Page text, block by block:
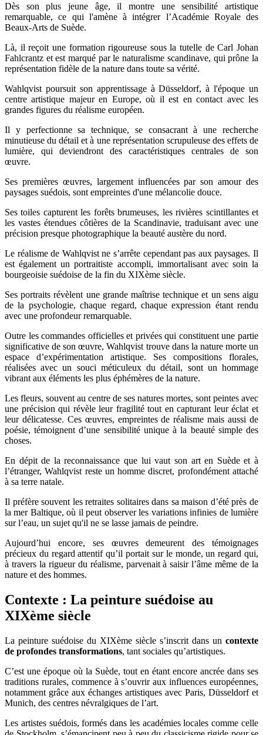
Dès son plus jeune âge, il montre une sensibilité artistique
remarquable, ce qui l'amène à intégrer l’Académie Royale des
Beaux-Arts de Suède.
Là, il reçoit une formation rigoureuse sous la tutelle de Carl Johan
Fahlcrantz et est marqué par le naturalisme scandinave, qui prône la
représentation fidèle de la nature dans toute sa vérité.
Wahlqvist poursuit son apprentissage à Düsseldorf, à l'époque un
centre artistique majeur en Europe, où il est en contact avec les
grandes figures du réalisme européen.
Il y perfectionne sa technique, se consacrant à une recherche
minutieuse du détail et à une représentation scrupuleuse des effets de
lumière, qui deviendront des caractéristiques centrales de son
œuvre.
Ses premières œuvres, largement influencées par son amour des
paysages suédois, sont empreintes d'une mélancolie douce.
Ses toiles capturent les forêts brumeuses, les rivières scintillantes et
les vastes étendues côtières de la Scandinavie, traduisant avec une
précision presque photographique la beauté austère du nord.
Le réalisme de Wahlqvist ne s’arrête cependant pas aux paysages. Il
est également un portraitiste accompli, immortalisant avec soin la
bourgeoisie suédoise de la fin du XIXème siècle.
Ses portraits révèlent une grande maîtrise technique et un sens aigu
de la psychologie, chaque regard, chaque expression étant rendu
avec une profondeur remarquable.
Outre les commandes officielles et privées qui constituent une partie
significative de son œuvre, Wahlqvist trouve dans la nature morte un
espace d’expérimentation artistique. Ses compositions florales,
réalisées avec un souci méticuleux du détail, sont un hommage
vibrant aux éléments les plus éphémères de la nature.
Les fleurs, souvent au centre de ses natures mortes, sont peintes avec
une précision qui révèle leur fragilité tout en capturant leur éclat et
leur délicatesse. Ces œuvres, empreintes de réalisme mais aussi de
poésie, témoignent d’une sensibilité unique à la beauté simple des
choses.
En dépit de la reconnaissance que lui vaut son art en Suède et à
l’étranger, Wahlqvist reste un homme discret, profondément attaché
à sa terre natale.
Il préfère souvent les retraites solitaires dans sa maison d’été près de
la mer Baltique, où il peut observer les variations infinies de lumière
sur l’eau, un sujet qu'il ne se lasse jamais de peindre.
Aujourd’hui encore, ses œuvres demeurent des témoignages
précieux du regard attentif qu’il portait sur le monde, un regard qui,
à travers la rigueur du réalisme, parvenait à saisir l’âme même de la
nature et des hommes.
Contexte : La peinture suédoise au
XIXème siècle
La peinture suédoise du XIXème siècle s’inscrit dans un contexte
de profondes transformations, tant sociales qu’artistiques.
C’est une époque où la Suède, tout en étant encore ancrée dans ses
traditions rurales, commence à s’ouvrir aux influences européennes,
notamment grâce aux échanges artistiques avec Paris, Düsseldorf et
Munich, des centres névralgiques de l’art.
Les artistes suédois, formés dans les académies locales comme celle